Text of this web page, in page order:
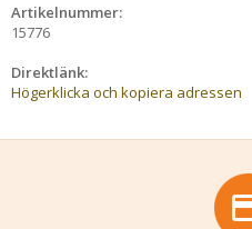
Artikelnummer:
15776
Direktlänk:
Högerklicka och kopiera adressen